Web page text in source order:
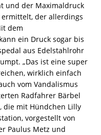
und der Maximaldruck
der allerdings
dem
ein Druck sogar bis
aus Edelstahlrohr
„Das ist eine super
wirklich einfach
vom Vandalismus
Radfahrer Bärbel
die mit Hündchen Lilly
vorgestellt von
Paulus Metz und